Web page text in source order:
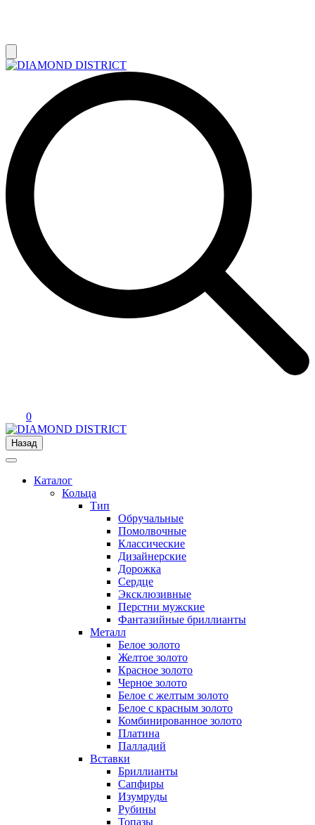
0
Назад
Каталог
Кольца
Тип
Обручальные
Помолвочные
Классические
Дизайнерские
Дорожка
Сердце
Эксклюзивные
Перстни мужские
Фантазийные бриллианты
Металл
Белое золото
Желтое золото
Красное золото
Черное золото
Белое с желтым золото
Белое с красным золото
Комбинированное золото
Платина
Палладий
Вставки
Бриллианты
Сапфиры
Изумруды
Рубины
Топазы